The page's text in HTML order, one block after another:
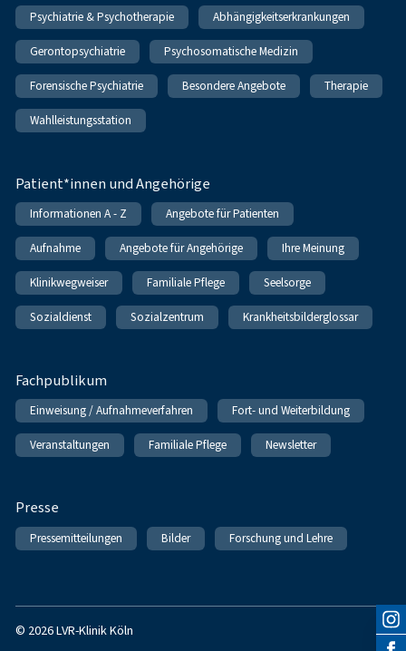
Psychiatrie & Psychotherapie Abhängigkeitserkrankungen
Gerontopsychiatrie Psychosomatische Medizin
Forensische Psychiatrie Besondere Angebote Therapie
Wahlleistungsstation
Patient*innen und Angehörige
Informationen A - Z Angebote für Patienten
Aufnahme Angebote für Angehörige Ihre Meinung
Klinikwegweiser Familiale Pflege Seelsorge
Sozialdienst Sozialzentrum Krankheitsbilderglossar
Fachpublikum
Einweisung / Aufnahmeverfahren Fort- und Weiterbildung
Veranstaltungen Familiale Pflege Newsletter
Presse
Pressemitteilungen Bilder Forschung und Lehre
© 2026 LVR-Klinik Köln